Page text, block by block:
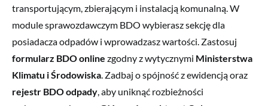
transportującym, zbierającym i instalacją komunalną. W
module sprawozdawczym BDO wybierasz sekcję dla
posiadacza odpadów i wprowadzasz wartości. Zastosuj
formularz BDO online zgodny z wytycznymi Ministerstwa
Klimatu i Środowiska. Zadbaj o spójność z ewidencją oraz
rejestr BDO odpady, aby uniknąć rozbieżności